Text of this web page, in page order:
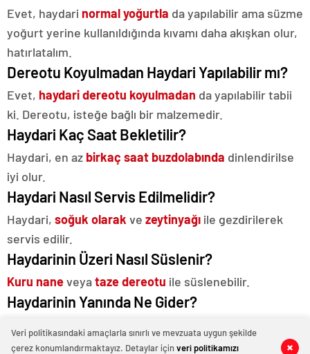
0 0
0 0
Evet, haydari normal yoğurtla da yapılabilir ama süzme
yoğurt yerine kullanıldığında kıvamı daha akışkan olur,
hatırlatalım.
Dereotu Koyulmadan Haydari Yapılabilir mı?
Evet, haydari dereotu koyulmadan da yapılabilir tabii
ki. Dereotu, isteğe bağlı bir malzemedir.
Haydari Kaç Saat Bekletilir?
Haydari, en az birkaç saat buzdolabında dinlendirilse
iyi olur.
Haydari Nasıl Servis Edilmelidir?
Haydari, soğuk olarak ve zeytinyağı ile gezdirilerek
servis edilir.
Haydarinin Üzeri Nasıl Süslenir?
Kuru naneveyataze dereotu ile süslenebilir.
Haydarinin Yanında Ne Gider?
Haydari Vegan mıdır?
Veri politikasındaki amaçlarla sınırlı ve mevzuata uygun şekilde
çerez konumlandırmaktayız. Detaylar içinveri politikamızı